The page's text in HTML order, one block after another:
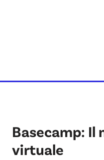
Basecamp:
virtuale